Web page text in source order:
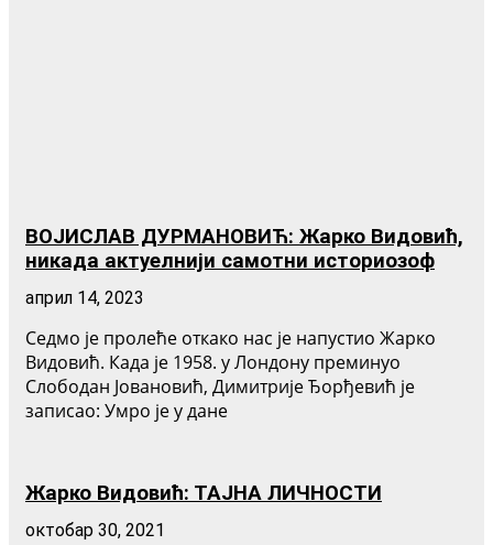
ВОЈИСЛАВ ДУРМАНОВИЋ: Жарко Видовић,
никада актуелнији самотни историозоф
април 14, 2023
Седмо је пролеће откако нас је напустио Жарко
Видовић. Када је 1958. у Лондону преминуо
Слободан Јовановић, Димитрије Ђорђевић је
записао: Умро је у дане
Жарко Видовић: ТАЈНА ЛИЧНОСТИ
октобар 30, 2021